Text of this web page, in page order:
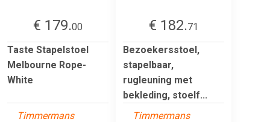
€ 179.00
Taste Stapelstoel
Melbourne Rope-
White
Timmermans
€ 182.71
Bezoekersstoel,
stapelbaar,
rugleuning met
bekleding, stoelf...
Timmermans